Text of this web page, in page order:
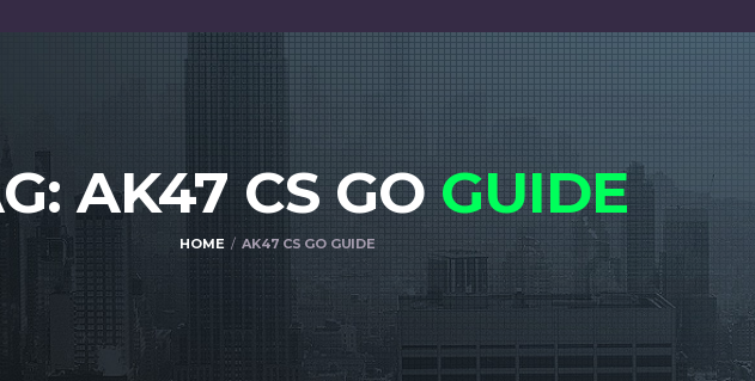
AK47 CS GOGUIDE
HOME AK47 CS GO GUIDE